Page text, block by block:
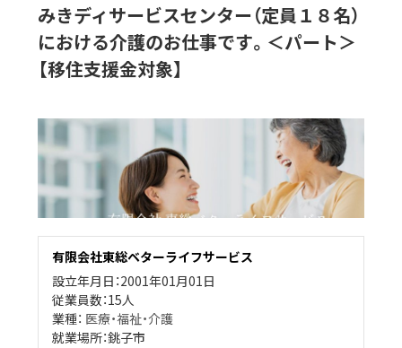
みきディサービスセンター（定員１８名）
における介護のお仕事です。＜パート＞
【移住支援金対象】
有限会社東総ベターライフサービス
設立年月日：2001年01月01日
従業員数：15人
業種： 医療・福祉・介護
就業場所：銚子市